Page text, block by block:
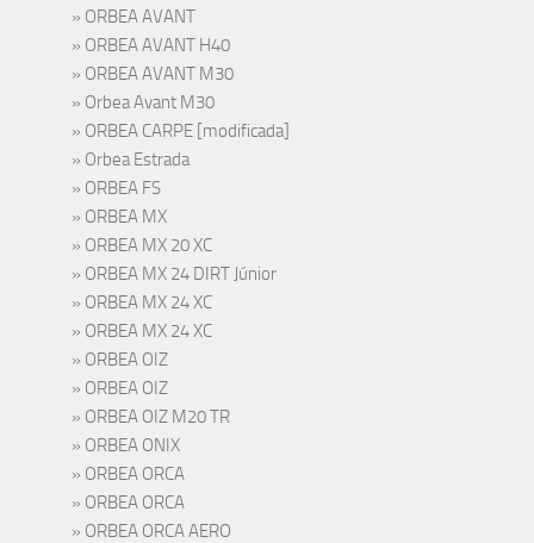
ORBEA AVANT
ORBEA AVANT H40
ORBEA AVANT M30
Orbea Avant M30
ORBEA CARPE [modificada]
Orbea Estrada
ORBEA FS
ORBEA MX
ORBEA MX 20 XC
ORBEA MX 24 DIRT Júnior
ORBEA MX 24 XC
ORBEA MX 24 XC
ORBEA OIZ
ORBEA OIZ
ORBEA OIZ M20 TR
ORBEA ONIX
ORBEA ORCA
ORBEA ORCA
ORBEA ORCA AERO